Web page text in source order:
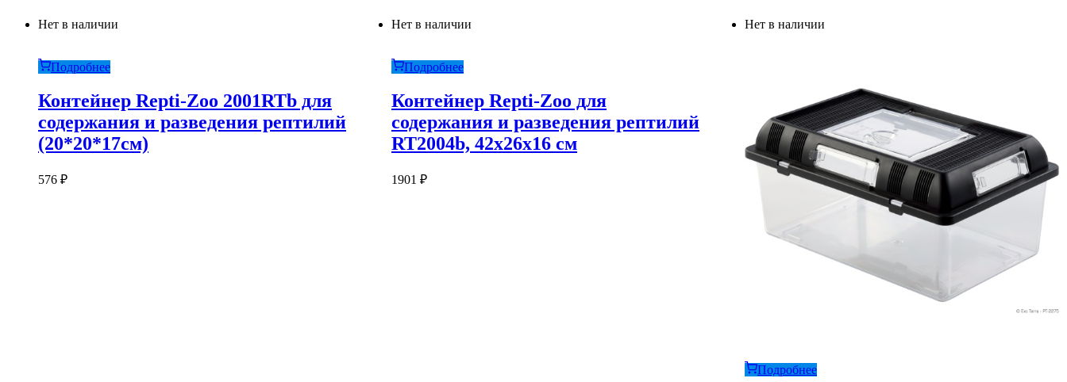
Нет в наличии
Подробнее
Контейнер Repti-Zoo 2001RTb для
содержания и разведения рептилий
(20*20*17см)
576 ₽
Нет в наличии
Подробнее
Контейнер Repti-Zoo для
содержания и разведения рептилий
RT2004b, 42х26х16 см
1901 ₽
Нет в наличии
Подробнее